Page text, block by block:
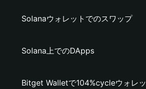
Solanaウォレットでのスワップ
Solana上でのDApps
Bitget Walletで104%cycleウォレ